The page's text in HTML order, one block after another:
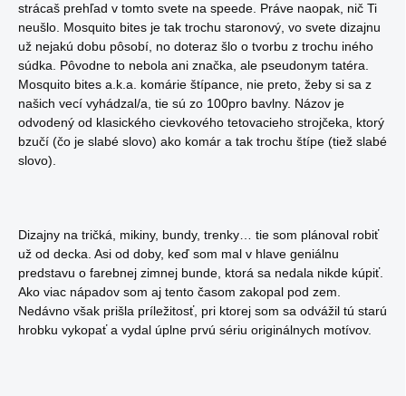
strácaš prehľad v tomto svete na speede. Práve naopak, nič Ti
neušlo. Mosquito bites je tak trochu staronový, vo svete dizajnu
už nejakú dobu pôsobí, no doteraz šlo o tvorbu z trochu iného
súdka. Pôvodne to nebola ani značka, ale pseudonym tatéra.
Mosquito bites a.k.a. komárie štípance, nie preto, žeby si sa z
našich vecí vyhádzal/a, tie sú zo 100pro bavlny. Názov je
odvodený od klasického cievkového tetovacieho strojčeka, ktorý
bzučí (čo je slabé slovo) ako komár a tak trochu štípe (tiež slabé
slovo).
Dizajny na tričká, mikiny, bundy, trenky… tie som plánoval robiť
už od decka. Asi od doby, keď som mal v hlave geniálnu
predstavu o farebnej zimnej bunde, ktorá sa nedala nikde kúpiť.
Ako viac nápadov som aj tento časom zakopal pod zem.
Nedávno však prišla príležitosť, pri ktorej som sa odvážil tú starú
hrobku vykopať a vydal úplne prvú sériu originálnych motívov.